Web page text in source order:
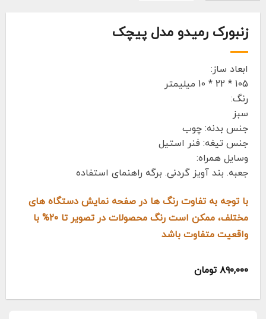
زنبورک رمیدو مدل پیچک
ابعاد ساز:
105 * 22 * 10 میلیمتر
رنگ:
سبز
جنس بدنه: چوب
جنس تیغه: فنر استیل
وسایل همراه:
جعبه. بند آویز گردنی. برگه راهنمای استفاده
با توجه به تفاوت رنگ ها در صفحه نمایش دستگاه های
مختلف، ممکن است رنگ محصولات در تصویر تا ۲۰% با
واقعیت متفاوت باشد
۸۹۰,۰۰۰ تومان